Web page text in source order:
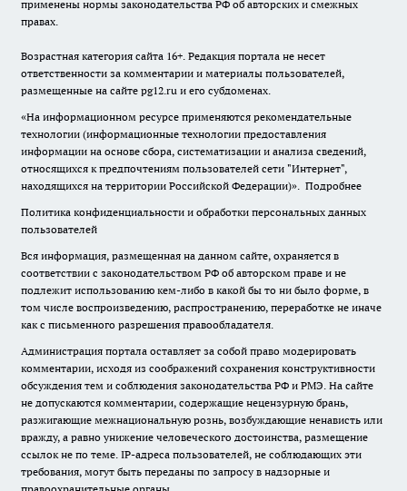
применены нормы законодательства РФ об авторских и смежных
правах.
Возрастная категория сайта 16+. Редакция портала не несет
ответственности за комментарии и материалы пользователей,
размещенные на сайте pg12.ru и его субдоменах.
«На информационном ресурсе применяются рекомендательные
технологии (информационные технологии предоставления
информации на основе сбора, систематизации и анализа сведений,
относящихся к предпочтениям пользователей сети "Интернет",
находящихся на территории Российской Федерации)». Подробнее
Политика конфиденциальности и обработки персональных данных
пользователей
Вся информация, размещенная на данном сайте, охраняется в
соответствии с законодательством РФ об авторском праве и не
подлежит использованию кем-либо в какой бы то ни было форме, в
том числе воспроизведению, распространению, переработке не иначе
как с письменного разрешения правообладателя.
Администрация портала оставляет за собой право модерировать
комментарии, исходя из соображений сохранения конструктивности
обсуждения тем и соблюдения законодательства РФ и РМЭ. На сайте
не допускаются комментарии, содержащие нецензурную брань,
разжигающие межнациональную рознь, возбуждающие ненависть или
вражду, а равно унижение человеческого достоинства, размещение
ссылок не по теме. IP-адреса пользователей, не соблюдающих эти
требования, могут быть переданы по запросу в надзорные и